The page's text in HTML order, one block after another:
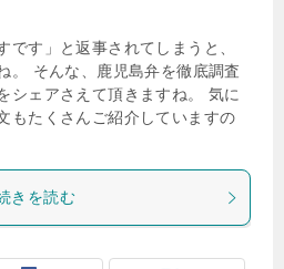
です」と返事されてしまうと、
。 そんな、鹿児島弁を徹底調査
シェアさえて頂きますね。 気に
もたくさんご紹介していますの
きを読む